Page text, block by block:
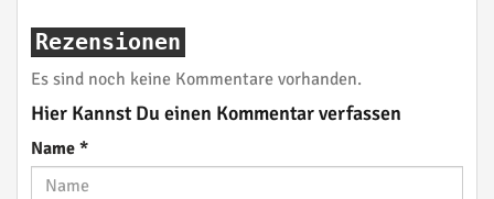
Rezensionen
Es sind noch keine Kommentare vorhanden.
Hier Kannst Du einen Kommentar verfassen
Name *